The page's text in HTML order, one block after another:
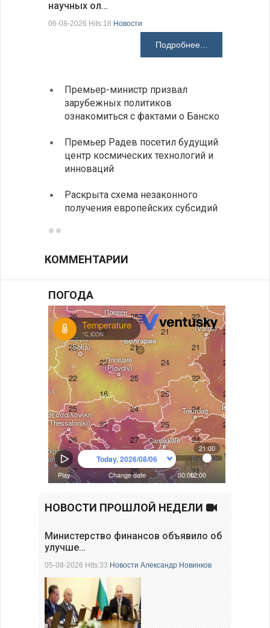
научных ол…
06-08-2026 Hits:18 Новости
Подробнее...
Премьер-министр призвал
зарубежных политиков
ознакомиться с фактами о Банско
Премьер Радев посетил будущий
центр космических технологий и
инноваций
Раскрыта схема незаконного
получения европейских субсидий
КОММЕНТАРИИ
ПОГОДА
НОВОСТИ ПРОШЛОЙ НЕДЕЛИ
Министерство финансов объявило об
улучше…
05-08-2026 Hits:33Новости Александр Новинков